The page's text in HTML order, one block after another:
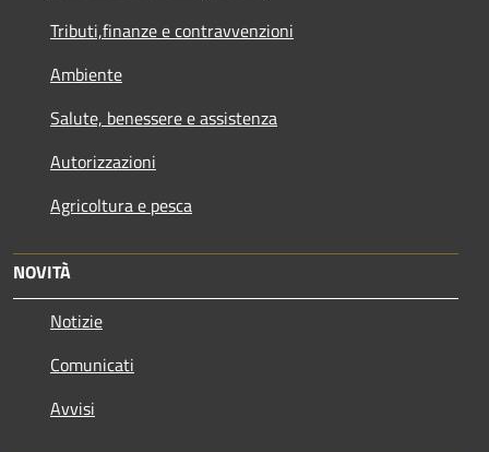
Tributi,finanze e contravvenzioni
Ambiente
Salute, benessere e assistenza
Autorizzazioni
Agricoltura e pesca
NOVITÀ
Notizie
Comunicati
Avvisi